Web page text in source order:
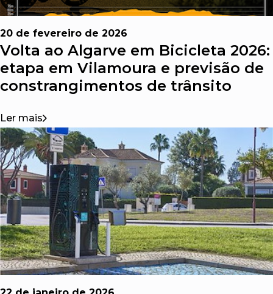
20 de fevereiro de 2026
Volta ao Algarve em Bicicleta 2026:
etapa em Vilamoura e previsão de
constrangimentos de trânsito
Ler mais